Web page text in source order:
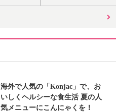
海外で人気の「Konjac」で、お
いしくヘルシーな食生活 夏の人
気メニューにこんにゃくを！